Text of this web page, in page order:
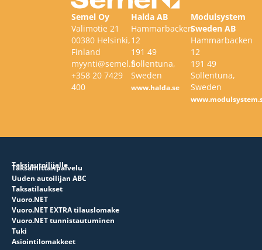
Semel Oy
Valimotie 21
00380 Helsinki,
Finland
myynti@semel.fi
+358 20 7429
400
Halda AB
Hammarbacken
12
191 49
Sollentuna,
Sweden
www.halda.se
Modulsystem
Sweden AB
Hammarbacken
12
191 49
Sollentuna,
Sweden
Taksiautoilijalle
Taksamittaripalvelu
Uuden autoilijan ABC
Taksatilaukset
Vuoro.NET
Vuoro.NET EXTRA tilauslomake
Vuoro.NET tunnistautuminen
Tuki
Asiointilomakkeet